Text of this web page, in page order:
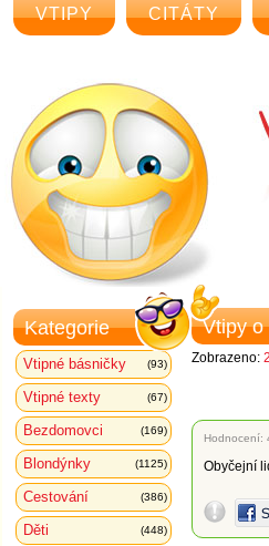
VTIPY CITÁTY
Kategorie
Vtipné básničky (93)
Vtipné texty (67)
Bezdomovci (169)
Blondýnky (1125)
Cestování (386)
Děti (448)
Vtipy o
Zobrazeno:
Hodnocení:
Obyčejní